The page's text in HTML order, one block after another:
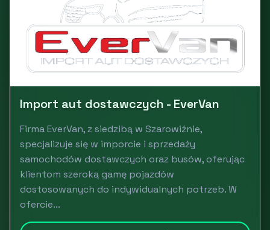
Import aut dostawczych - EverVan
Firma EverVan, z siedzibą w Szarowiźnie,
specjalizuje się w imporcie i sprzedaży
samochodów dostawczych oraz busów, oferując
klientom szeroką gamę pojazdów
dostosowanych do indywidualnych potrzeb. W
ofercie...